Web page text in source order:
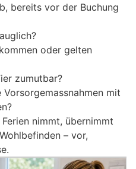
bereits vor der Buchung
oder gelten
zumutbar?
mit
nimmt, übernimmt
– vor,